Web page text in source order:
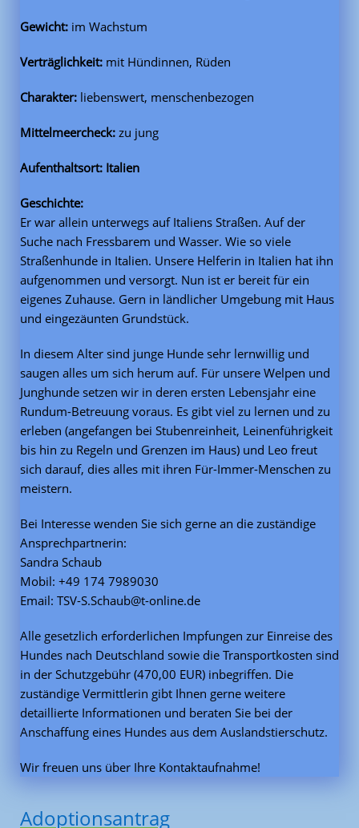
Gewicht: im Wachstum
Verträglichkeit: mit Hündinnen, Rüden
Charakter: liebenswert, menschenbezogen
Mittelmeercheck: zu jung
Aufenthaltsort: Italien
Geschichte:
Er war allein unterwegs auf Italiens Straßen. Auf der
Suche nach Fressbarem und Wasser. Wie so viele
Straßenhunde in Italien. Unsere Helferin in Italien hat ihn
aufgenommen und versorgt. Nun ist er bereit für ein
eigenes Zuhause. Gern in ländlicher Umgebung mit Haus
und eingezäunten Grundstück.
In diesem Alter sind junge Hunde sehr lernwillig und
saugen alles um sich herum auf. Für unsere Welpen und
Junghunde setzen wir in deren ersten Lebensjahr eine
Rundum-Betreuung voraus. Es gibt viel zu lernen und zu
erleben (angefangen bei Stubenreinheit, Leinenführigkeit
bis hin zu Regeln und Grenzen im Haus) und Leo freut
sich darauf, dies alles mit ihren Für-Immer-Menschen zu
meistern.
Bei Interesse wenden Sie sich gerne an die zuständige
Ansprechpartnerin:
Sandra Schaub
Mobil: +49 174 7989030
Email: TSV-S.Schaub@t-online.de
Alle gesetzlich erforderlichen Impfungen zur Einreise des
Hundes nach Deutschland sowie die Transportkosten sind
in der Schutzgebühr (470,00 EUR) inbegriffen. Die
zuständige Vermittlerin gibt Ihnen gerne weitere
detaillierte Informationen und beraten Sie bei der
Anschaffung eines Hundes aus dem Auslandstierschutz.
Wir freuen uns über Ihre Kontaktaufnahme!
Adoptionsantrag